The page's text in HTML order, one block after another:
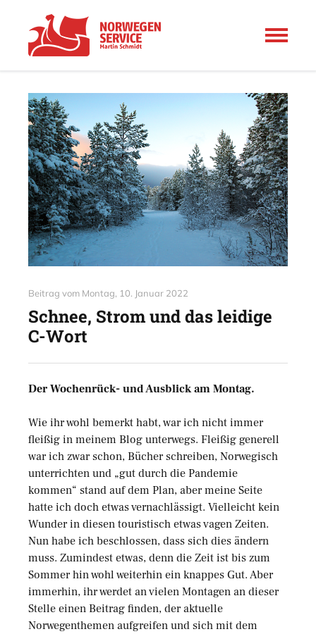
Beitrag vom Montag, 10. Januar 2022
Schnee, Strom und das leidige
C-Wort
Der Wochenrück- und Ausblick am Montag.
Wie ihr wohl bemerkt habt, war ich nicht immer
fleißig in meinem Blog unterwegs. Fleißig generell
war ich zwar schon, Bücher schreiben, Norwegisch
unterrichten und „gut durch die Pandemie
kommen“ stand auf dem Plan, aber meine Seite
hatte ich doch etwas vernachlässigt. Vielleicht kein
Wunder in diesen touristisch etwas vagen Zeiten.
Nun habe ich beschlossen, dass sich dies ändern
muss. Zumindest etwas, denn die Zeit ist bis zum
Sommer hin wohl weiterhin ein knappes Gut. Aber
immerhin, ihr werdet an vielen Montagen an dieser
Stelle einen Beitrag finden, der aktuelle
Norwegenthemen aufgreifen und sich mit dem